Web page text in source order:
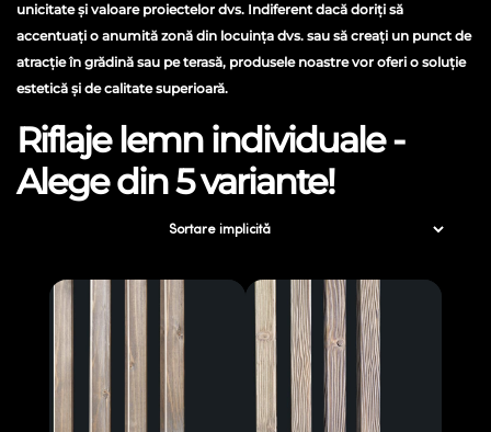
unicitate și valoare proiectelor dvs. Indiferent dacă doriți să
accentuați o anumită zonă din locuința dvs. sau să creați un punct de
atracție în grădină sau pe terasă, produsele noastre vor oferi o soluție
estetică și de calitate superioară.
Riflaje lemn individuale -
Alege din 5 variante!